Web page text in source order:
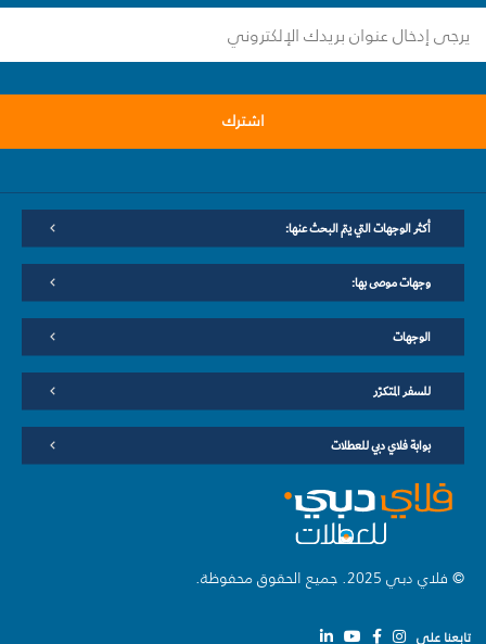
اشترك
أكثر الوجهات التي يتم البحث عنها:
وجهات موصى بها:
الوجهات
للسفر المتكرّر
بوابة فلاي دبي للعطلات
© فلاي دبي 2025. جميع الحقوق محفوظة.
تابعنا على